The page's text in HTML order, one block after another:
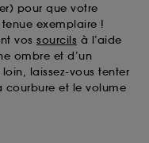
pour que votre
exemplaire !
vos sourcils à l’aide
ombre et d’un
laissez-vous tenter
courbure et le volume